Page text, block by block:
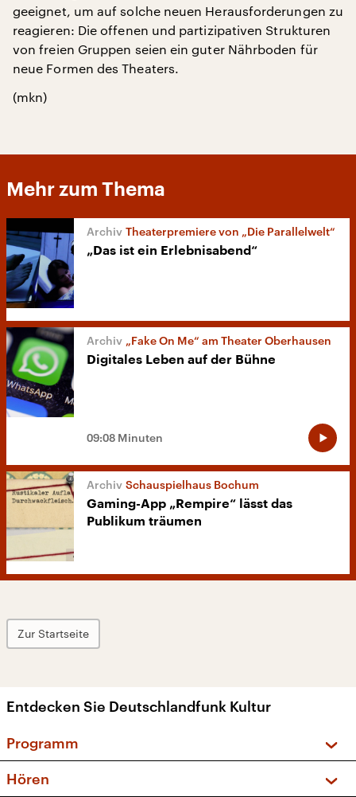
geeignet, um auf solche neuen Herausforderungen zu
reagieren: Die offenen und partizipativen Strukturen
von freien Gruppen seien ein guter Nährboden für
neue Formen des Theaters.
(mkn)
Mehr zum Thema
Theaterpremiere von „Die Parallelwelt“
„Das ist ein Erlebnisabend“
„Fake On Me“ am Theater Oberhausen
Digitales Leben auf der Bühne
09:08 Minuten
Schauspielhaus Bochum
Gaming-App „Rempire“ lässt das
Publikum träumen
Zur Startseite
Entdecken Sie Deutschlandfunk Kultur
Programm
Hören